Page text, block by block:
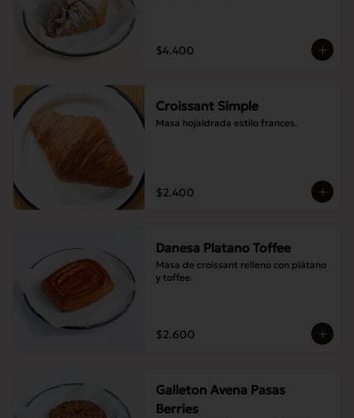
$4.400
Croissant Simple
Masa hojaldrada estilo frances.
$2.400
Danesa Platano Toffee
Masa de croissant relleno con plátano
y toffee.
$2.600
Galleton Avena Pasas
Berries